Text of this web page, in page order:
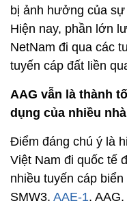
dụng của nhiều
Điểm đáng chú ý là
Việt Nam đi quốc
nhiều tuyến cáp
SMW3,AAE-1,
trên đất liền qua
trong năm tới sẽ có
có sự tham gia đầu
là SJC-2 và ADC.